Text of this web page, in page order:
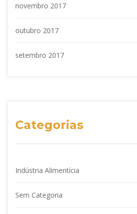
novembro 2017
outubro 2017
setembro 2017
Categorias
Indústria Alimentícia
Sem Categoria